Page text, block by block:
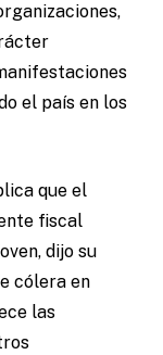
el país en los
que el
fiscal
dijo su
cólera en
las